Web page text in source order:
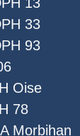
33
93
Oise
78
Morbihan